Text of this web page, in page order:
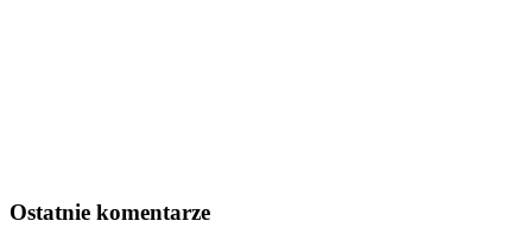
Ostatnie komentarze